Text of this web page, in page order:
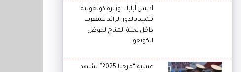
أديس أبابا .. وزيرة كونغولية
تشيد بالدور الرائد للمغرب
داخل لجنة المناخ لحوض
الكونغو
عملية “مرحبا 2025” تشهد